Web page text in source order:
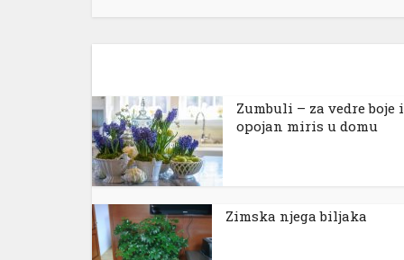
Zumbuli – za vedre boje i
opojan miris u domu
Zimska njega biljaka